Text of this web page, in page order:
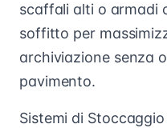
scaffali alti o armadi
soffitto per
archiviazione senza
pavimento.
Sistemi di